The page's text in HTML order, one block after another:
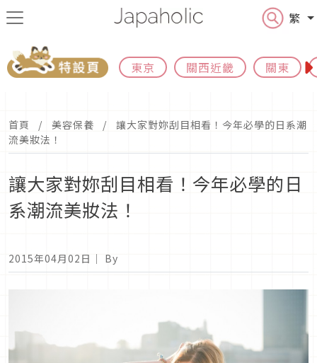
繁
東京 關西近畿 關東
首頁 美容保養
讓大家對妳刮目相看！今年必學的日系潮
流美妝法！
讓大家對妳刮目相看！今年必學的日
系潮流美妝法！
2015年04月02日 ｜ By